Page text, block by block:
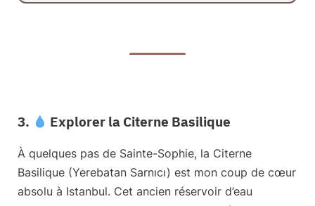
3. Explorer la Citerne Basilique
À quelques pas de Sainte-Sophie, la Citerne
Basilique (Yerebatan Sarnıcı) est mon coup de cœur
absolu à Istanbul. Cet ancien réservoir d’eau